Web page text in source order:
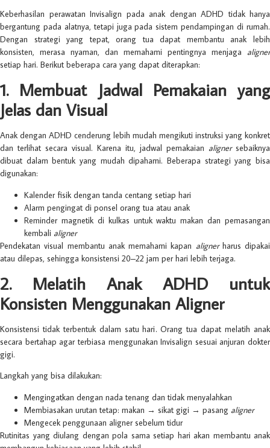
Keberhasilan perawatan Invisalign pada anak dengan ADHD tidak hanya
bergantung pada alatnya, tetapi juga pada sistem pendampingan di rumah.
Dengan strategi yang tepat, orang tua dapat membantu anak lebih
konsisten, merasa nyaman, dan memahami pentingnya menjaga aligner
setiap hari. Berikut beberapa cara yang dapat diterapkan:
1. Membuat Jadwal Pemakaian yang
Jelas dan Visual
Anak dengan ADHD cenderung lebih mudah mengikuti instruksi yang konkret
dan terlihat secara visual. Karena itu, jadwal pemakaian alignersebaiknya
dibuat dalam bentuk yang mudah dipahami. Beberapa strategi yang bisa
digunakan:
Kalender fisik dengan tanda centang setiap hari
Alarm pengingat di ponsel orang tua atau anak
Reminder magnetik di kulkas untuk waktu makan dan pemasangan
kembali aligner
Pendekatan visual membantu anak memahami kapan alignerharus dipakai
atau dilepas, sehingga konsistensi 20–22 jam per hari lebih terjaga.
2. Melatih Anak ADHD untuk
Konsisten Menggunakan Aligner
Konsistensi tidak terbentuk dalam satu hari. Orang tua dapat melatih anak
secara bertahap agar terbiasa menggunakan Invisalign sesuai anjuran dokter
gigi.
Langkah yang bisa dilakukan:
Mengingatkan dengan nada tenang dan tidak menyalahkan
Membiasakan urutan tetap: makan → sikat gigi → pasang aligner
Mengecek penggunaan aligner sebelum tidur
Rutinitas yang diulang dengan pola sama setiap hari akan membantu anak